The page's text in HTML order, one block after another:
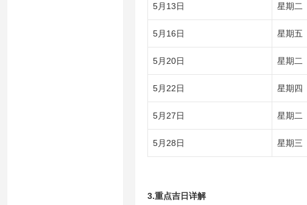
5月13日 星期二
5月16日 星期五
5月20日 星期二
5月22日 星期四
5月27日 星期二
5月28日 星期三
3.重点吉日详解